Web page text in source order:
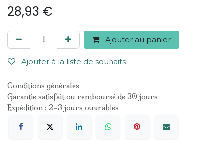
28,93 €
Ajouter au panier
Ajouter à la liste de souhaits
Conditions générales
Garantie satisfait ou remboursé de 30 jours
Expédition : 2-3 jours ouvrables